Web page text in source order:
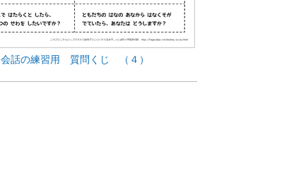
会話の練習用 質問くじ （４）